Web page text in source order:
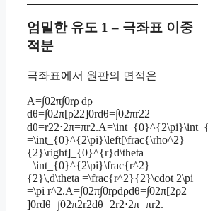
엄밀한 유도 1 – 극좌표 이중
적분
극좌표에서 원판의 면적은
A=∫02π∫0rρ dρ
dθ=∫02π[ρ22]0rdθ=∫02πr22
=\int_{0}^{2\pi}\left[\frac{\rho^2}
{2}\right]_{0}^{r}d\theta
=\int_{0}^{2\pi}\frac{r^2}
{2}\,d\theta =\frac{r^2}{2}\cdot 2\pi
=\pi r^2.A=∫02π​∫0r​ρdρdθ=∫02π​[2ρ2​
]0r​dθ=∫02π​2r2​dθ=2r2​⋅2π=πr2.